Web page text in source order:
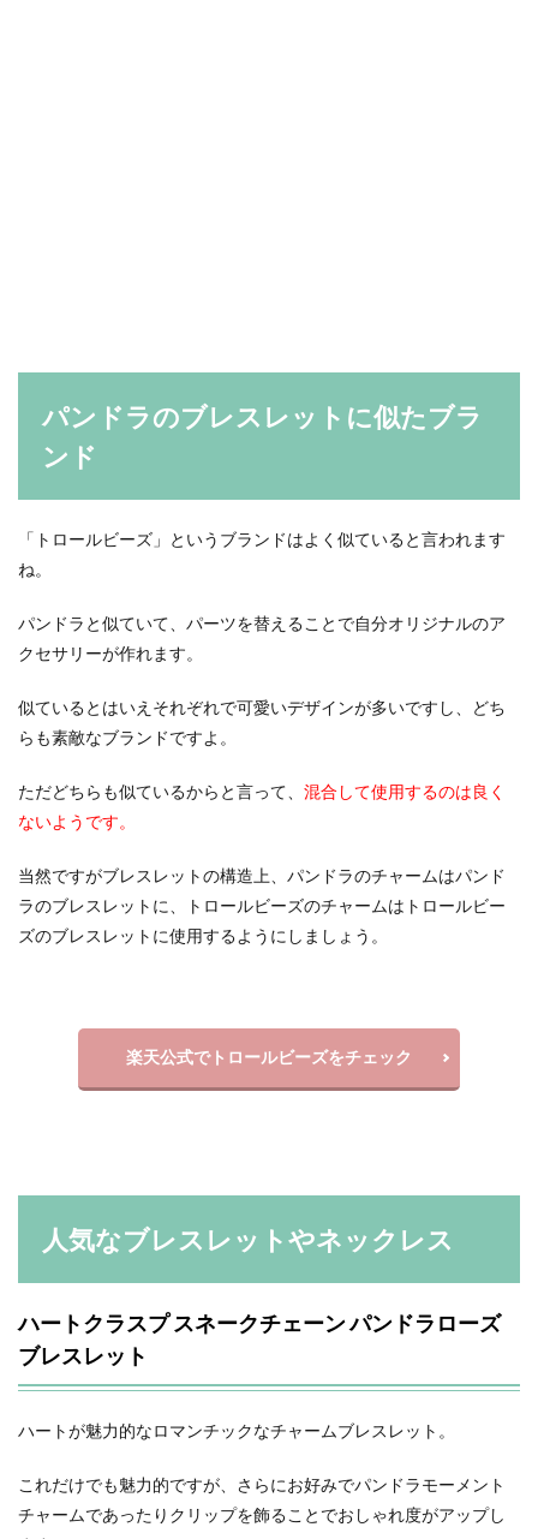
パンドラのブレスレットに似たブラ
ンド
「トロールビーズ」というブランドはよく似ていると言われます
ね。
パンドラと似ていて、パーツを替えることで自分オリジナルのア
クセサリーが作れます。
似ているとはいえそれぞれで可愛いデザインが多いですし、どち
らも素敵なブランドですよ。
ただどちらも似ているからと言って、 混合して使用するのは良く
ないようです。
当然ですがブレスレットの構造上、パンドラのチャームはパンド
ラのブレスレットに、トロールビーズのチャームはトロールビー
ズのブレスレットに使用するようにしましょう。
楽天公式でトロールビーズをチェック
人気なブレスレットやネックレス
ハートクラスプ スネークチェーン パンドラローズ
ブレスレット
ハートが魅力的なロマンチックなチャームブレスレット。
これだけでも魅力的ですが、さらにお好みでパンドラモーメント
チャームであったりクリップを飾ることでおしゃれ度がアップし